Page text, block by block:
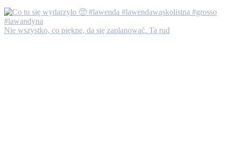
Nie wszystko, co piękne, da się zaplanować. Ta rud